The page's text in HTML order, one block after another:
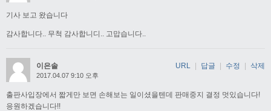
기사 보고 왔습니다
감사합니다.. 무척 감사합니디.. 고맙습니다..
이은솔
2017.04.07 9:10 오후
출판사입장에서 짧게만 보면 손해보는 일이셨을텐데 판매중지 결정 멋있습니다!
응원하겠습니다!!
URL | 답글 | 수정 | 삭제